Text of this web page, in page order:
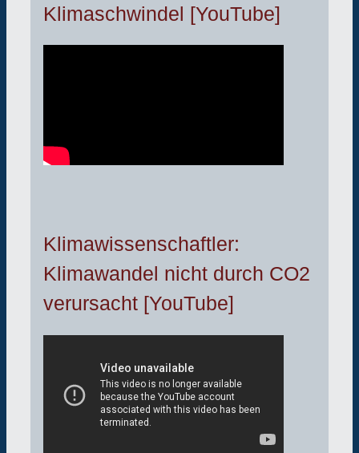
Klimaschwindel [YouTube]
Klimawissenschaftler:
Klimawandel nicht durch CO2
verursacht [YouTube]